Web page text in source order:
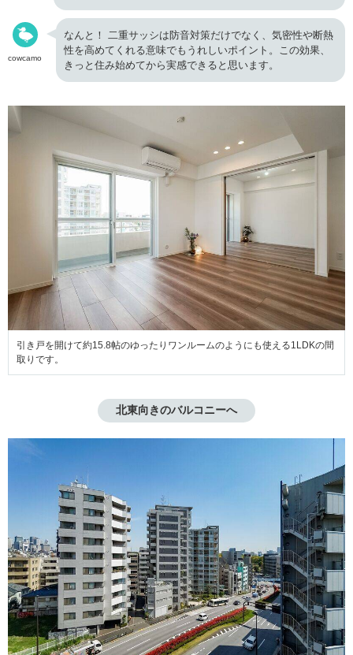
cowcamo
なんと！ 二重サッシは防音対策だけでなく、気密性や断熱
性を高めてくれる意味でもうれしいポイント。この効果、
きっと住み始めてから実感できると思います。
引き戸を開けて約15.8帖のゆったりワンルームのようにも使える1LDKの間
取りです。
北東向きのバルコニーへ